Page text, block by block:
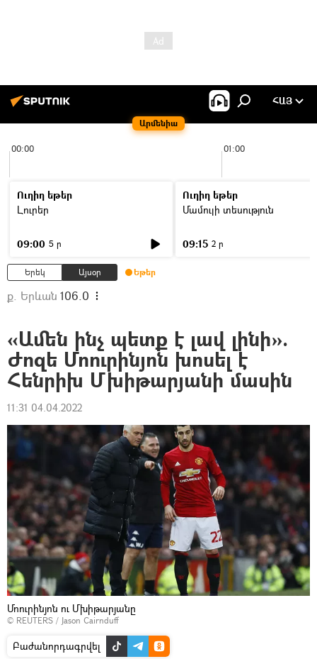
Արմենիա
ՀԱՅ
00:00 01:00
Ուղիղ եթեր
Լուրեր
09:00 5 ր
Ուղիղ եթեր
Մամուլի տեսություն
09:15 2 ր
Երեկ Այսօր Եթեր
ք. Երևան 106.0
«Ամեն ինչ պետք է լավ լինի».
Ժոզե Մոուրինյոն խոսել է
Հենրիխ Մխիթարյանի մասին
11:31 04.04.2022
Մոուրինյոն ու Մխիթարյանը
© REUTERS / Jason Cairnduff
Բաժանորդագրվել